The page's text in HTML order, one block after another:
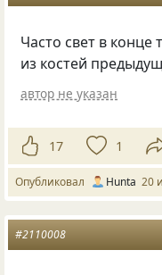
Часто свет в
из костей
автор не указан
17 1
Опубликовал Hunta 20
#2110008